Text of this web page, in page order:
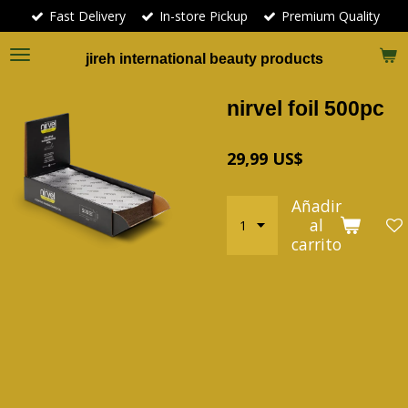
al
contenido
jireh international beauty products
Fast Delivery In-store Pickup Premium Quality
nirvel foil 500pc
29,99 US$
Añadir
al
carrito